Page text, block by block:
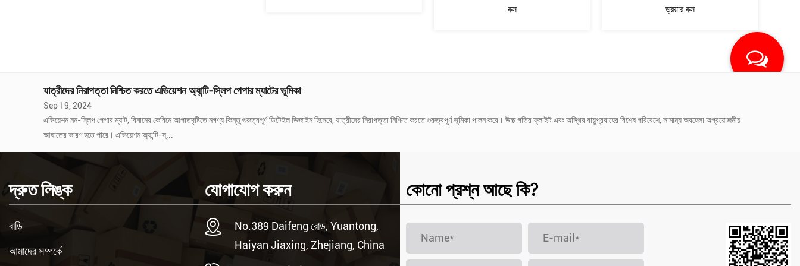
নন-স্লিপ পেপার ট্রে ম্যাটের অ্যান্টি-স্লিপ কর্মক্ষমতা কীভাবে অর্জন করা হয়?
Sep 26, 2024
1. বিশেষ বিরোধী স্লিপ আবরণ অ-স্লিপ কাগজ ট্রে মাদুর বেস উপাদান হিসাবে সাধারণত উচ্চ-শক্তির কাগজ ব্যবহার করে এবং এর পৃষ্ঠে একটি বিশেষ অ্যান্টি-স্লিপ আবরণ দিয়ে লেপা হয়। এই আবরণটি গুরুত্বপূর্ণ এবং রাসায়নিক বা শারীরিক প্রভাবের মাধ্যমে কাগজের পৃষ্ঠের ঘর্ষণ
সহগকে উল্লেখযোগ্যভাবে বৃদ্ধি করতে প...
Sep 19, 2024
আঘাতের কারণ হতে পারে। এভিয়েশন অ্যান্টি-স্...
বিমানের কার্গো বগিতে এয়ারলাইন অ্যান্টি-স্লিপ পেপার প্লেসম্যাটের প্রয়োগ
অখণ্ডতার সাথে সম্পর্কিত। এই জ...
দ্রুত লিঙ্ক
বাড়ি
আমাদের সম্পর্কে
যোগাযোগ করুন
No.389 Daifeng রোড, Yuantong,
Haiyan Jiaxing, Zhejiang, China
কোনো প্রশ্ন আছে কি?